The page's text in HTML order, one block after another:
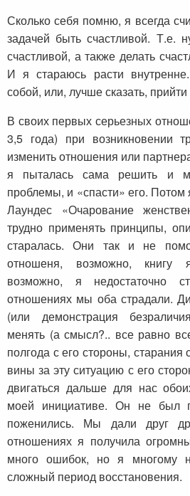
Сколько себя помню, я всегда
задачей быть счастливой. Т.е.
счастливой, а также делать
И я стараюсь расти
собой, или, лучше сказать,
В своих первых серьезных
3,5 года) при возникновении
изменить отношения или
я пыталась сама решить и
проблемы, и «спасти» его. Потом
Лаундес «Очарование
трудно применять принципы,
старалась. Они так и не
отношеня, возможно, книгу
возможно, я недостаточно
отношениях мы оба страдали.
(или демонстрация
менять (а смысл?.. все равно
полгода с его стороны,
вины за эту ситуацию с его
двигаться дальше для нас
моей инициативе. Он не был
поженились. Мы дали друг
отношениях я получила
много ошибок, но я многому
сложный период восстановения.